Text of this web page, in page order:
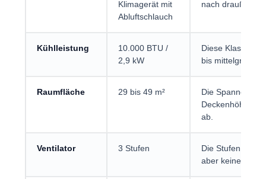
Klimagerät mit
Abluftschlauch
nach draußen
Kühlleistung
10.000 BTU /
2,9 kW
Diese Klasse
bis mittelgroßen
Raumfläche 29 bis 49 m²
Die Spanne
Deckenhöhe,
ab.
Ventilator 3 Stufen
Die Stufen
aber keine